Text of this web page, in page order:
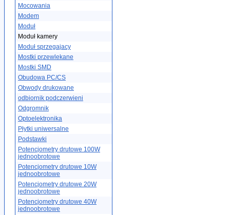
Mocowania
Modem
Moduł
Moduł kamery
Moduł sprzegajacy
Mostki przewlekane
Mostki SMD
Obudowa PC/CS
Obwody drukowane
odbiornik podczerwieni
Odgromnik
Optoelektronika
Płytki uniwersalne
Podstawki
Potencjometry drutowe 100W
jednoobrotowe
Potencjometry drutowe 10W
jednoobrotowe
Potencjometry drutowe 20W
jednoobrotowe
Potencjometry drutowe 40W
jednoobrotowe